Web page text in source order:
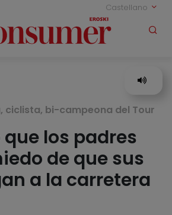
Castellano
ciclista, bi-campeona del Tour
los padres
de que sus
a la carretera